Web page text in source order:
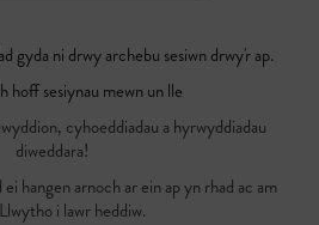
gyda ni drwy archebu sesiwn drwy'r ap.
hoff sesiynau mewn un lle
cyhoeddiadau a hyrwyddiadau
diweddara!
hangen arnoch ar ein ap yn rhad ac am
i lawr heddiw.